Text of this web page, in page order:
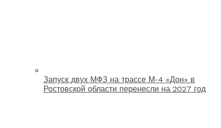
Запуск двух МФЗ на трассе М-4 «Дон» в
Ростовской области перенесли на 2027 год